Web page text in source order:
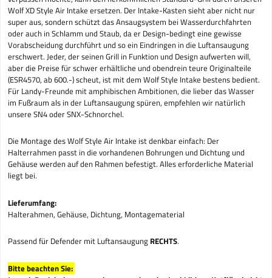
Wolf XD Style Air Intake ersetzen. Der Intake-Kasten sieht aber nicht nur
super aus, sondern schützt das Ansaugsystem bei Wasserdurchfahrten
oder auch in Schlamm und Staub, da er Design-bedingt eine gewisse
Vorabscheidung durchführt und so ein Eindringen in die Luftansaugung
erschwert. Jeder, der seinen Grill in Funktion und Design aufwerten will,
aber die Preise für schwer erhältliche und obendrein teure Originalteile
(ESR4570, ab 600.-) scheut, ist mit dem Wolf Style Intake bestens bedient.
Für Landy-Freunde mit amphibischen Ambitionen, die lieber das Wasser
im Fußraum als in der Luftansaugung spüren, empfehlen wir natürlich
unsere SN4 oder SNX-Schnorchel.
Die Montage des Wolf Style Air Intake ist denkbar einfach: Der
Halterrahmen passt in die vorhandenen Bohrungen und Dichtung und
Gehäuse werden auf den Rahmen befestigt. Alles erforderliche Material
liegt bei.
Lieferumfang:
Halterahmen, Gehäuse, Dichtung, Montagematerial
Passend für Defender mit Luftansaugung RECHTS.
Bitte beachten Sie: